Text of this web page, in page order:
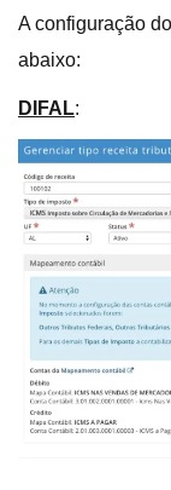
A configuração
abaixo:
DIFAL: